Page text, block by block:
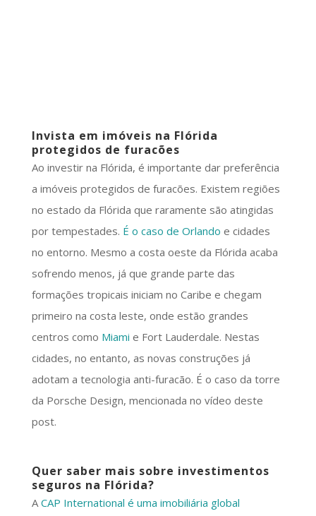
Invista em imóveis na Flórida
protegidos de furacões
Ao investir na Flórida, é importante dar preferência
a imóveis protegidos de furacões. Existem regiões
no estado da Flórida que raramente são atingidas
por tempestades. É o caso de Orlando e cidades
no entorno. Mesmo a costa oeste da Flórida acaba
sofrendo menos, já que grande parte das
formações tropicais iniciam no Caribe e chegam
primeiro na costa leste, onde estão grandes
centros como Miami e Fort Lauderdale. Nestas
cidades, no entanto, as novas construções já
adotam a tecnologia anti-furacão. É o caso da torre
da Porsche Design, mencionada no vídeo deste
post.
Quer saber mais sobre investimentos
seguros na Flórida?
ACAP International é uma imobiliária global